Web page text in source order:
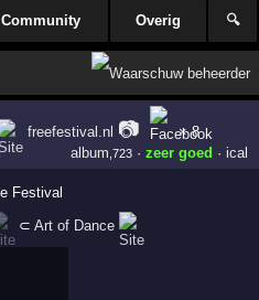
Community Overig 🔍
freefestival.nl 📷
× 8
album ,723· zeer goed · ical
⊂Art of Dance